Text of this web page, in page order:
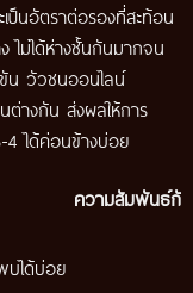
ป็นอัตราต่อรองที่สะท้อน
ไม่ได้ห่างชั้นกันมากจน
ขัน วัวชนออนไลน์
างกัน ส่งผลให้การ
4 ได้ค่อนข้างบ่อย
ความสัมพันธ์กับ
บได้บ่อย